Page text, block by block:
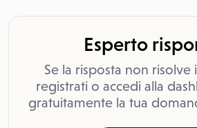
Esperto
Se la risposta non
registrati o accedi alla
gratuitamente la tua